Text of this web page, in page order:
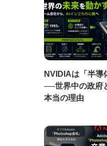
NVIDIAは「半導
──世界中の政府
本当の理由